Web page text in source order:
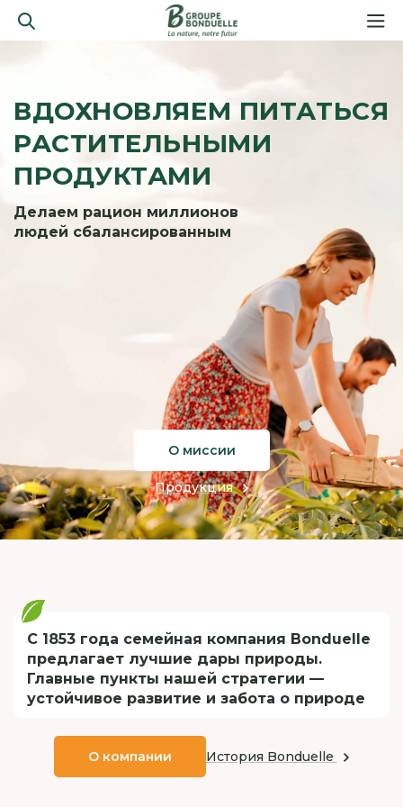
ВДОХНОВЛЯЕМ ПИТАТЬСЯ
РАСТИТЕЛЬНЫМИ
ПРОДУКТАМИ
Делаем рацион миллионов
людей сбалансированным
О миссии
Продукция
С 1853 года семейная компания Bonduelle
предлагает лучшие дары природы.
Главные пункты нашей стратегии —
устойчивое развитие и забота о природе
О компании История Bonduelle